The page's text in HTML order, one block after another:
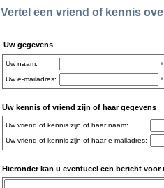
Vertel een vriend of kennis
Uw gegevens
Uw naam:
*
Uw e-mailadres:
*
Uw kennis of vriend zijn of haar gegevens
Uw vriend of kennis zijn of haar naam:
Uw vriend of kennis zijn of haar e-mailadres:
Hieronder kan u eventueel een bericht